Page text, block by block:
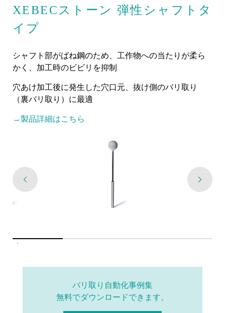
XEBECストーン 弾性シャフトタ
イプ
シャフト部がばね鋼のため、工作物への当たりが柔ら
かく、加工時のビビリを抑制
穴あけ加工後に発生した穴口元、抜け側のバリ取り
（裏バリ取り）に最適
→製品詳細はこちら
バリ取り自動化事例集
無料でダウンロードできます。